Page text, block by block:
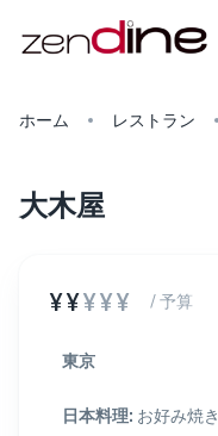
ホーム レストラン
大木屋
¥¥¥¥¥ / 予算
東京
日本料理: お好み焼き